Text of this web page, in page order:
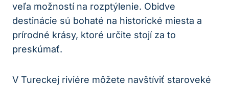
veľa možností na rozptýlenie. Obidve
destinácie sú bohaté na historické miesta a
prírodné krásy, ktoré určite stojí za to
preskúmať.
V Tureckej riviére môžete navštíviť staroveké